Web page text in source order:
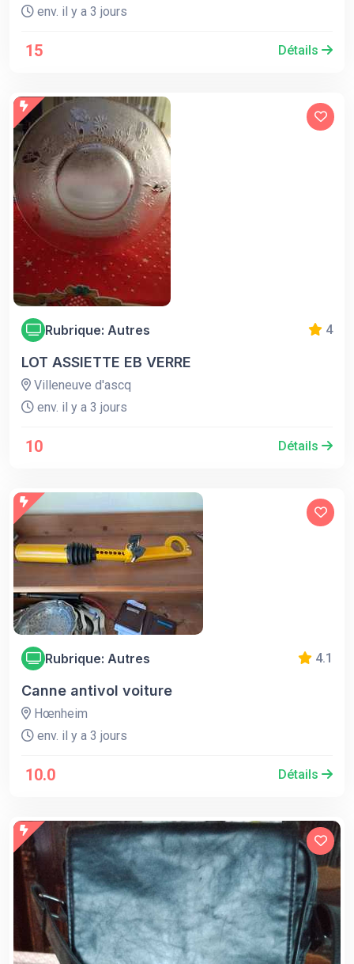
env. il y a 3 jours
15 Détails
Rubrique: Autres 4
LOT ASSIETTE EB VERRE
Villeneuve d'ascq
env. il y a 3 jours
10 Détails
Rubrique: Autres 4.1
Canne antivol voiture
Hœnheim
env. il y a 3 jours
10.0 Détails